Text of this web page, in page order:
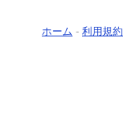
ホーム - 利用規約